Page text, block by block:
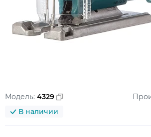
Модель: 4329
В наличии